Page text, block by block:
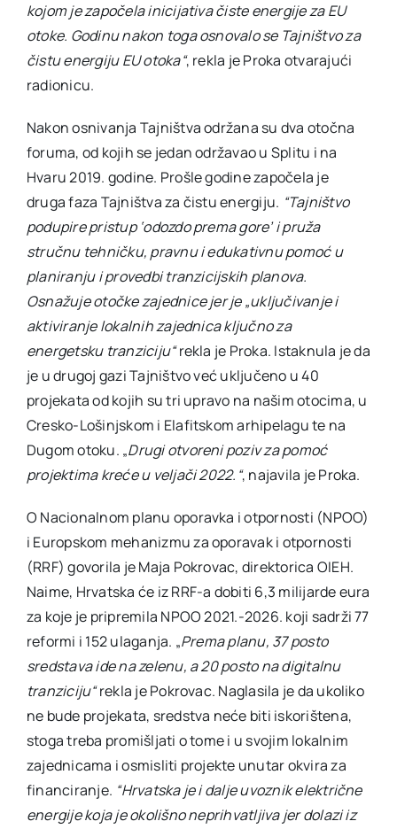
kojom je započela inicijativa čiste energije za EU
otoke. Godinu nakon toga osnovalo se Tajništvo za
čistu energiju EU otoka“, rekla je Proka otvarajući
radionicu.
Nakon osnivanja Tajništva održana su dva otočna
foruma, od kojih se jedan održavao u Splitu i na
Hvaru 2019. godine. Prošle godine započela je
druga faza Tajništva za čistu energiju. “Tajništvo
podupire pristup ‘odozdo prema gore’ i pruža
stručnu tehničku, pravnu i edukativnu pomoć u
planiranju i provedbi tranzicijskih planova.
Osnažuje otočke zajednice jer je „uključivanje i
aktiviranje lokalnih zajednica ključno za
energetsku tranziciju“rekla je Proka. Istaknula je da
je u drugoj gazi Tajništvo već uključeno u 40
projekata od kojih su tri upravo na našim otocima, u
Cresko-Lošinjskom i Elafitskom arhipelagu te na
Dugom otoku. „Drugi otvoreni poziv za pomoć
projektima kreće u veljači 2022.“, najavila je Proka.
O Nacionalnom planu oporavka i otpornosti (NPOO)
i Europskom mehanizmu za oporavak i otpornosti
(RRF) govorila je Maja Pokrovac, direktorica OIEH.
Naime, Hrvatska će iz RRF-a dobiti 6,3 milijarde eura
za koje je pripremila NPOO 2021.-2026. koji sadrži 77
reformi i 152 ulaganja. „Prema planu, 37 posto
sredstava ide na zelenu, a 20 posto na digitalnu
tranziciju“rekla je Pokrovac. Naglasila je da ukoliko
ne bude projekata, sredstva neće biti iskorištena,
stoga treba promišljati o tome i u svojim lokalnim
zajednicama i osmisliti projekte unutar okvira za
financiranje. “Hrvatska je i dalje uvoznik električne
energije koja je okolišno neprihvatljiva jer dolazi iz